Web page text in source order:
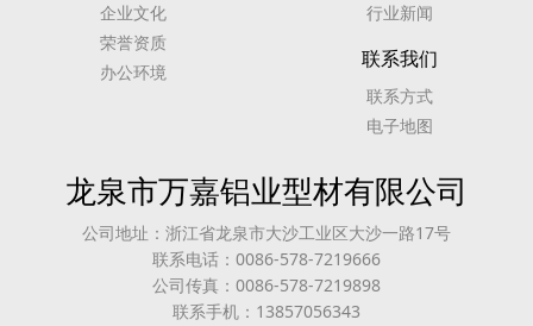
企业文化
荣誉资质
办公环境
行业新闻
联系我们
联系方式
电子地图
龙泉市万嘉铝业型材有限公司
公司地址：浙江省龙泉市大沙工业区大沙一路17号
联系电话：0086-578-7219666
公司传真：0086-578-7219898
联系手机：13857056343